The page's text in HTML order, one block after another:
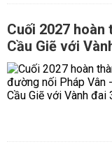
Cuối 2027 hoàn
Cầu Giẽ với